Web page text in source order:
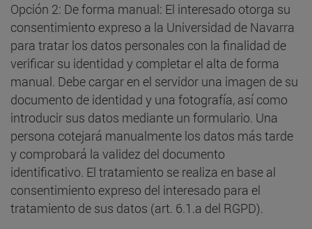
Opción 2: De forma manual: El interesado otorga su
consentimiento expreso a la Universidad de Navarra
para tratar los datos personales con la finalidad de
verificar su identidad y completar el alta de forma
manual. Debe cargar en el servidor una imagen de su
documento de identidad y una fotografía, así como
introducir sus datos mediante un formulario. Una
persona cotejará manualmente los datos más tarde
y comprobará la validez del documento
identificativo. El tratamiento se realiza en base al
consentimiento expreso del interesado para el
tratamiento de sus datos (art. 6.1.a del RGPD).